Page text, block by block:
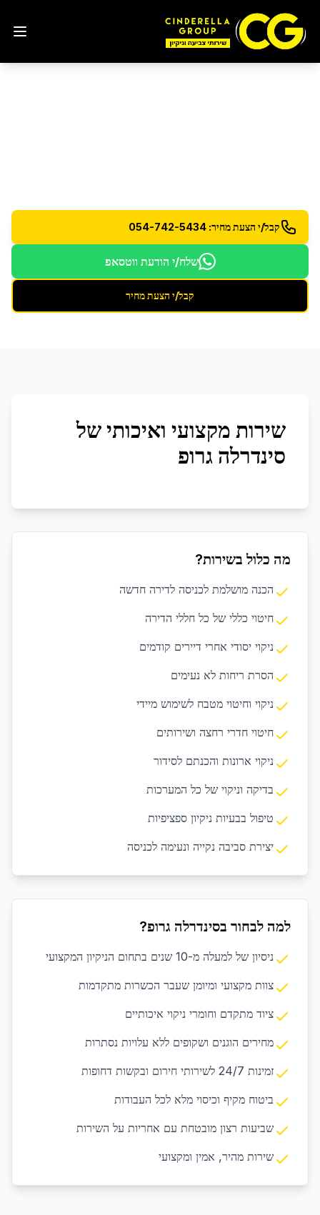
קבל/י הצעת מחיר: 054-742-5434
שלח/י הודעת ווטסאפ
קבל/י הצעת מחיר
שירות מקצועי ואיכותי של
סינדרלה גרופ
מה כלול בשירות?
הכנה מושלמת לכניסה לדירה חדשה
חיטוי כללי של כל חללי הדירה
ניקוי יסודי אחרי דיירים קודמים
הסרת ריחות לא נעימים
ניקוי וחיטוי מטבח לשימוש מיידי
חיטוי חדרי רחצה ושירותים
ניקוי ארונות והכנתם לסידור
בדיקה וניקוי של כל המערכות
טיפול בבעיות ניקיון ספציפיות
יצירת סביבה נקייה ונעימה לכניסה
למה לבחור בסינדרלה גרופ?
ניסיון של למעלה מ-10 שנים בתחום הניקיון המקצועי
צוות מקצועי ומיומן שעבר הכשרות מתקדמות
ציוד מתקדם וחומרי ניקוי איכותיים
מחירים הוגנים ושקופים ללא עלויות נסתרות
זמינות 24/7 לשירותי חירום ובקשות דחופות
ביטוח מקיף וכיסוי מלא לכל העבודות
שביעות רצון מובטחת עם אחריות על השירות
שירות מהיר, אמין ומקצועי